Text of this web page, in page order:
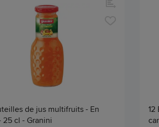
de jus multifruits - En
25 cl - Granini